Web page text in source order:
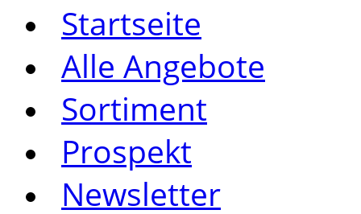
Startseite
Alle Angebote
Sortiment
Prospekt
Newsletter